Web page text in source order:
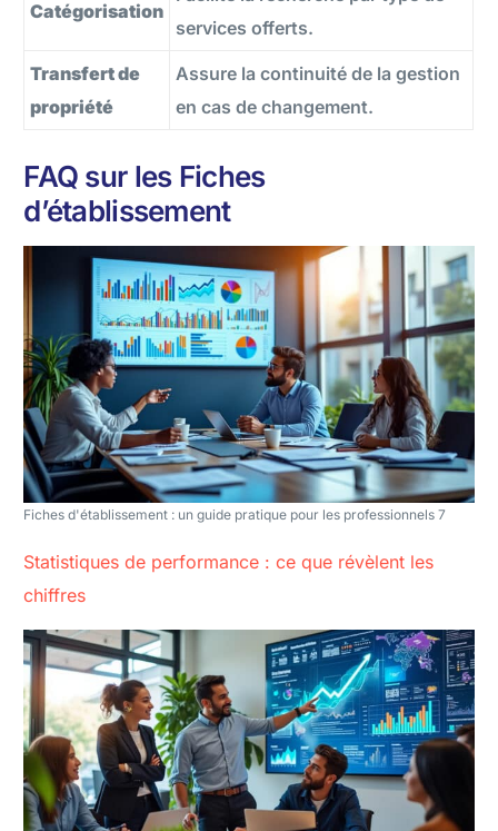
Catégorisation
services offerts.
Transfert de
propriété
Assure la continuité de la gestion
en cas de changement.
FAQ sur les Fiches
d’établissement
Fiches d'établissement : un guide pratique pour les professionnels 7
Statistiques de performance : ce que révèlent les
chiffres